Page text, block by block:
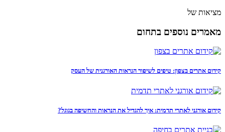
מציאות של
מאמרים נוספים בתחום
קידום אתרים בצפון: טיפים לשיפור הנראות האורגנית של העסק
קידום אורגני לאתרי תדמית: איך להגדיל את הנראות והחשיפה בגוגל?